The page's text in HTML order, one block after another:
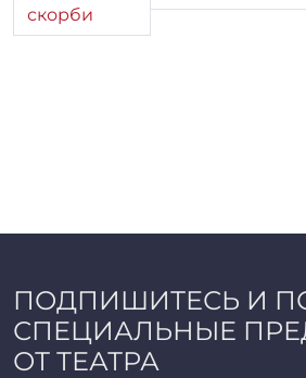
скорби
ПОДПИШИТЕСЬ И
СПЕЦИАЛЬНЫЕ
ОТ ТЕАТРА